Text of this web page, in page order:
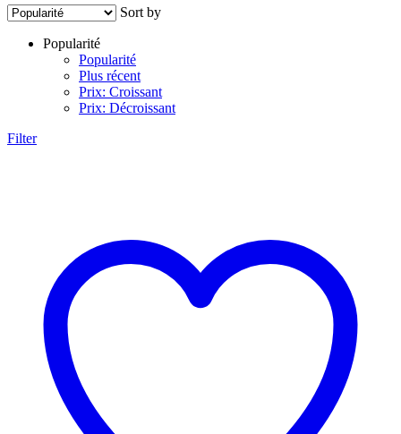
popularité
Sort by
Popularité
Popularité
Plus récent
Prix: Croissant
Prix: Décroissant
Filter